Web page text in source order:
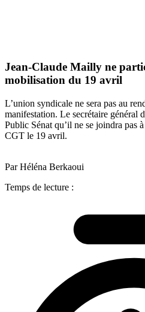
Jean-Claude Mailly ne
mobilisation du 19 avril
L’union syndicale ne sera pas au
manifestation. Le secrétaire général
Public Sénat qu’il ne se joindra pas
CGT le 19 avril.
Par Héléna Berkaoui
Temps de lecture :